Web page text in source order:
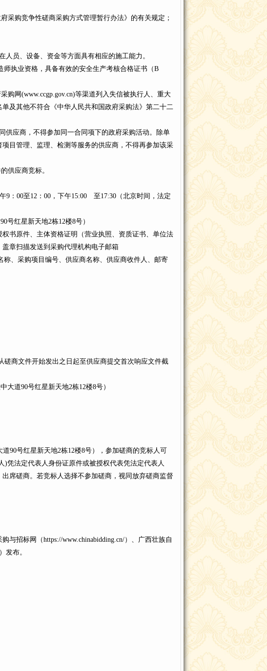
采购竞争性磋商采购方式管理暂行办法》的有关规定；
人员、设备、资金等方面具有相应的施工能力。
师执业资格，具备有效的安全生产考核合格证书（B
购网(www.ccgp.gov.cn)等渠道列入失信被执行人、重大
及其他不符合《中华人民共和国政府采购法》第二十二
供应商，不得参加同一合同项下的政府采购活动。除单
目管理、监理、检测等服务的供应商，不得再参加该采
供应商竞标。
：00至12：00，下午15:00 至17:30（北京时间，法定
号红星新天地2栋12楼8号）
书原件、主体资格证明（营业执照、资质证书、单位法
章扫描发送到采购代理机构电子邮箱
称、采购项目编号、供应商名称、供应商收件人、邮寄
商文件开始发出之日起至供应商提交首次响应文件截
道90号红星新天地2栋12楼8号）
90号红星新天地2栋12楼8号），参加磋商的竞标人可
凭法定代表人身份证原件或被授权代表凭法定代表人
席磋商。若竞标人选择不参加磋商，视同放弃磋商监督
与招标网（https://www.chinabidding.cn/）、广西壮族自
发布。